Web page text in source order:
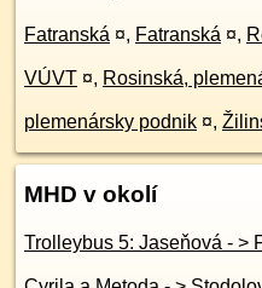
Fatranská ¤, Fatranská ¤,
VÚVT ¤, Rosinská,
plemenársky podnik ¤,
MHD v okolí